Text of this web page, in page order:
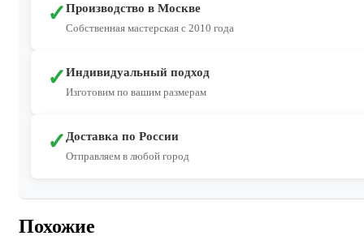
✓Производство в Москве
Собственная мастерская с 2010 года
✓Индивидуальный подход
Изготовим по вашим размерам
✓Доставка по России
Отправляем в любой город
Похожие